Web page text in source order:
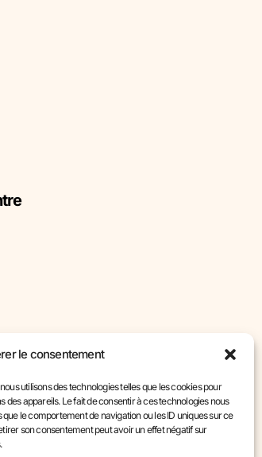
le consentement
utilisons des technologies telles que les cookies pour
appareils. Le fait de consentir à ces technologies nous
le comportement de navigation ou les ID uniques sur ce
son consentement peut avoir un effet négatif sur